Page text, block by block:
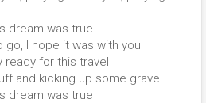
dream was true
I hope it was with you
ready for this travel
and kicking up some gravel
dream was true